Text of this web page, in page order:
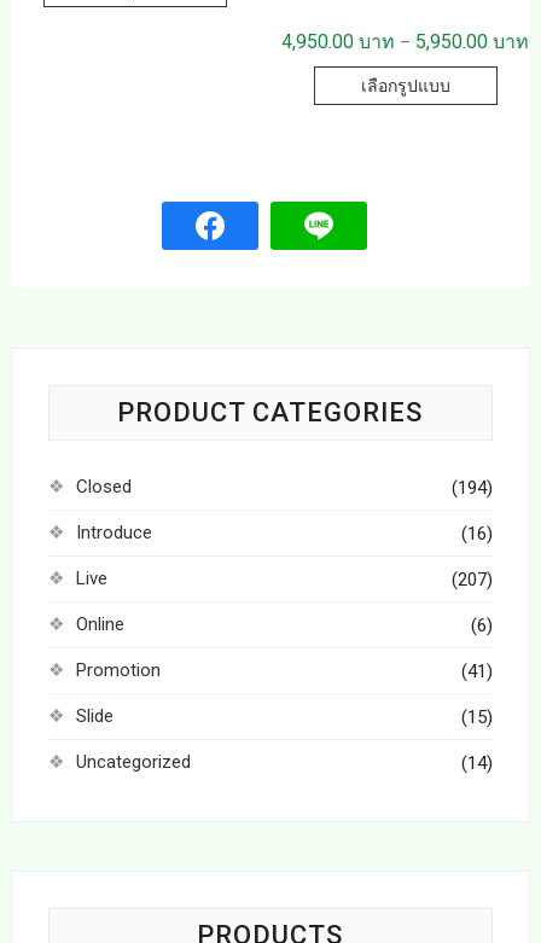
4,950.00บาท – 5,950.00บาท
เลือกรูปแบบ
PRODUCT CATEGORIES
Closed (194)
Introduce (16)
Live (207)
Online (6)
Promotion (41)
Slide (15)
Uncategorized (14)
PRODUCTS